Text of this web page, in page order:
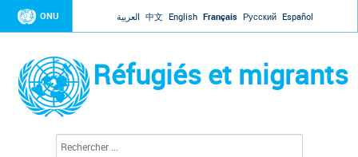
Jump to navigation
ONU العربية 中文 English Français Русский Español
Réfugiés et migrants